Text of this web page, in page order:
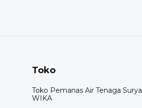
Toko
Toko Pemanas Air Tenaga Surya
WIKA